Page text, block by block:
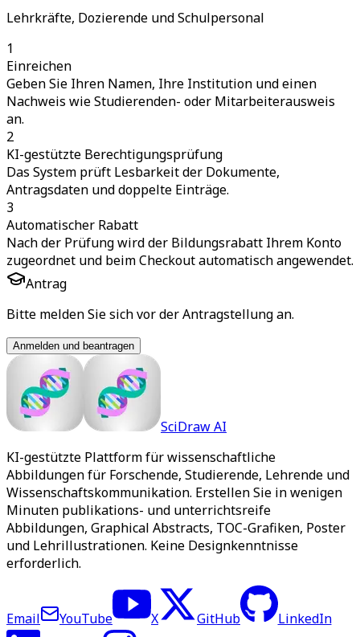
Lehrkräfte, Dozierende und Schulpersonal
1
Einreichen
Geben Sie Ihren Namen, Ihre Institution und einen
Nachweis wie Studierenden- oder Mitarbeiterausweis
an.
2
KI-gestützte Berechtigungsprüfung
Das System prüft Lesbarkeit der Dokumente,
Antragsdaten und doppelte Einträge.
3
Automatischer Rabatt
Nach der Prüfung wird der Bildungsrabatt Ihrem Konto
zugeordnet und beim Checkout automatisch angewendet.
Antrag
Bitte melden Sie sich vor der Antragstellung an.
Anmelden und beantragen
SciDraw AI
KI-gestützte Plattform für wissenschaftliche
Abbildungen für Forschende, Studierende, Lehrende und
Wissenschaftskommunikation. Erstellen Sie in wenigen
Minuten publikations- und unterrichtsreife
Abbildungen, Graphical Abstracts, TOC-Grafiken, Poster
und Lehrillustrationen. Keine Designkenntnisse
erforderlich.
Email YouTube X GitHub LinkedIn